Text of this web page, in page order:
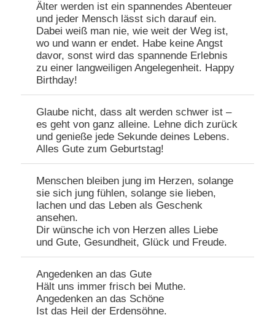
Älter werden ist ein spannendes Abenteuer
und jeder Mensch lässt sich darauf ein.
Dabei weiß man nie, wie weit der Weg ist,
wo und wann er endet. Habe keine Angst
davor, sonst wird das spannende Erlebnis
zu einer langweiligen Angelegenheit. Happy
Birthday!
Glaube nicht, dass alt werden schwer ist –
es geht von ganz alleine. Lehne dich zurück
und genieße jede Sekunde deines Lebens.
Alles Gute zum Geburtstag!
Menschen bleiben jung im Herzen, solange
sie sich jung fühlen, solange sie lieben,
lachen und das Leben als Geschenk
ansehen.
Dir wünsche ich von Herzen alles Liebe
und Gute, Gesundheit, Glück und Freude.
Angedenken an das Gute
Hält uns immer frisch bei Muthe.
Angedenken an das Schöne
Ist das Heil der Erdensöhne.